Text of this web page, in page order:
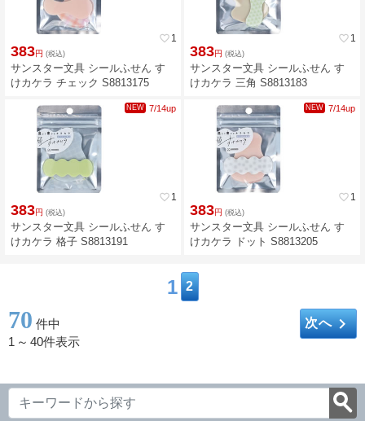
favorite_border 1
383円 (税込)
サンスター文具 シールふせん す
けカケラ チェック S8813175
favorite_border 1
383円 (税込)
サンスター文具 シールふせん す
けカケラ 三角 S8813183
favorite_border 1
NEW 7/14up
383円 (税込)
サンスター文具 シールふせん す
けカケラ 格子 S8813191
favorite_border 1
NEW 7/14up
383円 (税込)
サンスター文具 シールふせん す
けカケラ ドット S8813205
1 2
70 件中
1 ～ 40件表示
次へkeyboard_arrow_right